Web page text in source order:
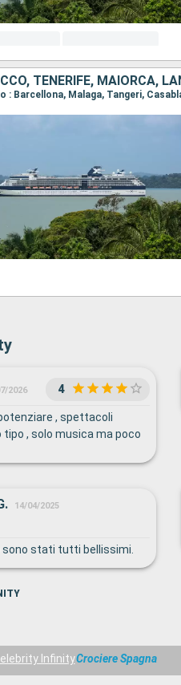
TENERIFE, MAIORCA,
2026 4
, spettacoli
, solo musica ma poco
14/04/2025
sono stati tutti bellissimi.
InfinityCrociere Spagna